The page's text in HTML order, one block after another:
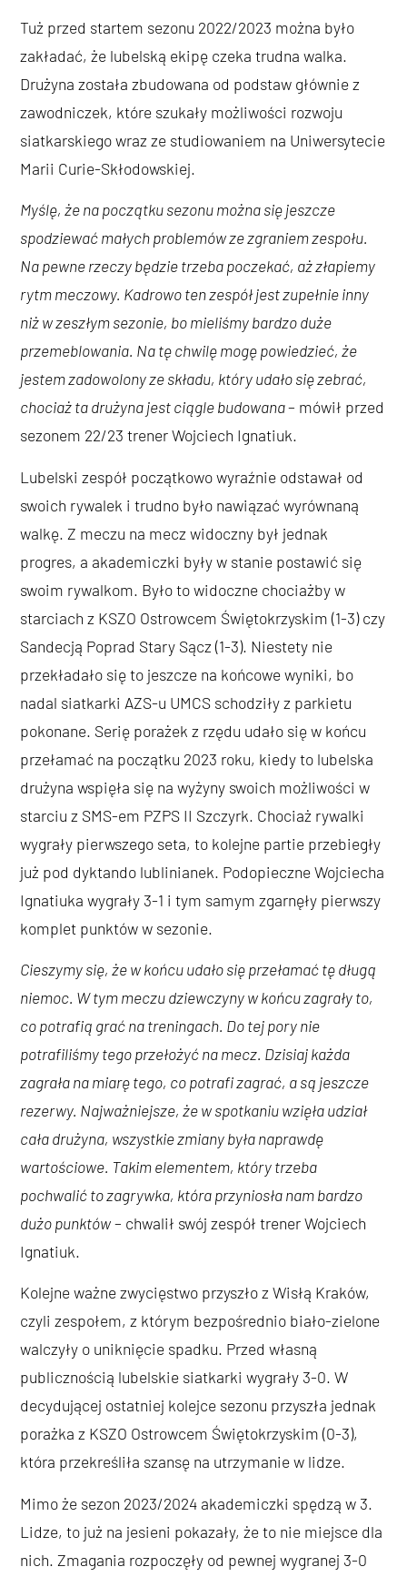
Tuż przed startem sezonu 2022/2023 można było
zakładać, że lubelską ekipę czeka trudna walka.
Drużyna została zbudowana od podstaw głównie z
zawodniczek, które szukały możliwości rozwoju
siatkarskiego wraz ze studiowaniem na Uniwersytecie
Marii Curie-Skłodowskiej.
Myślę, że na początku sezonu można się jeszcze
spodziewać małych problemów ze zgraniem zespołu.
Na pewne rzeczy będzie trzeba poczekać, aż złapiemy
rytm meczowy. Kadrowo ten zespół jest zupełnie inny
niż w zeszłym sezonie, bo mieliśmy bardzo duże
przemeblowania. Na tę chwilę mogę powiedzieć, że
jestem zadowolony ze składu, który udało się zebrać,
chociaż ta drużyna jest ciągle budowana– mówił przed
sezonem 22/23 trener Wojciech Ignatiuk.
Lubelski zespół początkowo wyraźnie odstawał od
swoich rywalek i trudno było nawiązać wyrównaną
walkę. Z meczu na mecz widoczny był jednak
progres, a akademiczki były w stanie postawić się
swoim rywalkom. Było to widoczne chociażby w
starciach z KSZO Ostrowcem Świętokrzyskim (1-3) czy
Sandecją Poprad Stary Sącz (1-3). Niestety nie
przekładało się to jeszcze na końcowe wyniki, bo
nadal siatkarki AZS-u UMCS schodziły z parkietu
pokonane. Serię porażek z rzędu udało się w końcu
przełamać na początku 2023 roku, kiedy to lubelska
drużyna wspięła się na wyżyny swoich możliwości w
starciu z SMS-em PZPS II Szczyrk. Chociaż rywalki
wygrały pierwszego seta, to kolejne partie przebiegły
już pod dyktando lublinianek. Podopieczne Wojciecha
Ignatiuka wygrały 3-1 i tym samym zgarnęły pierwszy
komplet punktów w sezonie.
Cieszymy się, że w końcu udało się przełamać tę długą
niemoc. W tym meczu dziewczyny w końcu zagrały to,
co potrafią grać na treningach. Do tej pory nie
potrafiliśmy tego przełożyć na mecz. Dzisiaj każda
zagrała na miarę tego, co potrafi zagrać, a są jeszcze
rezerwy. Najważniejsze, że w spotkaniu wzięła udział
cała drużyna, wszystkie zmiany była naprawdę
wartościowe. Takim elementem, który trzeba
pochwalić to zagrywka, która przyniosła nam bardzo
dużo punktów– chwalił swój zespół trener Wojciech
Ignatiuk.
Kolejne ważne zwycięstwo przyszło z Wisłą Kraków,
czyli zespołem, z którym bezpośrednio biało-zielone
walczyły o uniknięcie spadku. Przed własną
publicznością lubelskie siatkarki wygrały 3-0. W
decydującej ostatniej kolejce sezonu przyszła jednak
porażka z KSZO Ostrowcem Świętokrzyskim (0-3),
która przekreśliła szansę na utrzymanie w lidze.
Mimo że sezon 2023/2024 akademiczki spędzą w 3.
Lidze, to już na jesieni pokazały, że to nie miejsce dla
nich. Zmagania rozpoczęły od pewnej wygranej 3-0